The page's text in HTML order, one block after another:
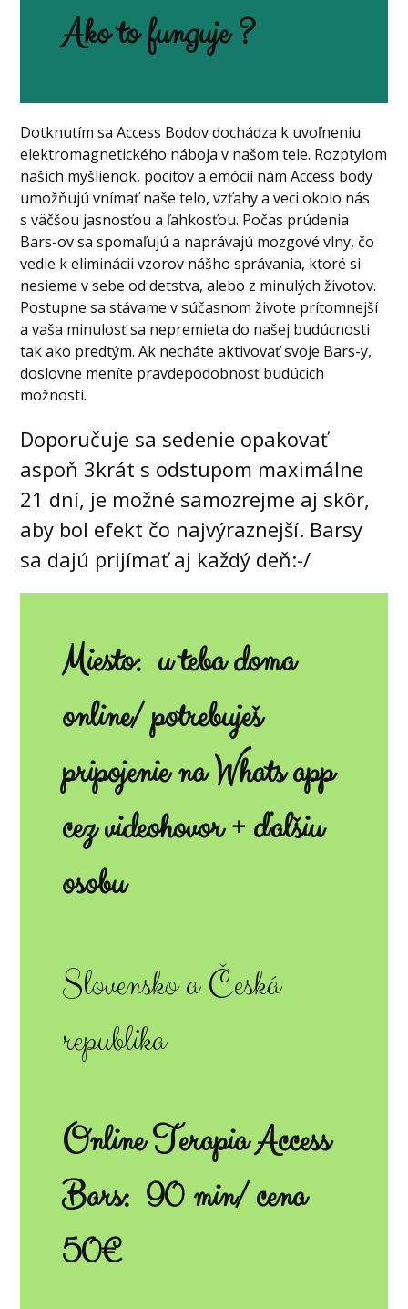
Ako to funguje ?
Dotknutím sa Access Bodov dochádza k uvoľneniu
elektromagnetického náboja v našom tele. Rozptylom
našich myšlienok, pocitov a emócií nám Access body
umožňujú vnímať naše telo, vzťahy a veci okolo nás
s väčšou jasnosťou a ľahkosťou. Počas prúdenia
Bars-ov sa spomaľujú a naprávajú mozgové vlny, čo
vedie k eliminácii vzorov nášho správania, ktoré si
nesieme v sebe od detstva, alebo z minulých životov.
Postupne sa stávame v súčasnom živote prítomnejší
a vaša minulosť sa nepremieta do našej budúcnosti
tak ako predtým. Ak necháte aktivovať svoje Bars-y,
doslovne meníte pravdepodobnosť budúcich
možností.
Doporučuje sa sedenie opakovať
aspoň 3krát s odstupom maximálne
21 dní, je možné samozrejme aj skôr,
aby bol efekt čo najvýraznejší. Barsy
sa dajú prijímať aj každý deň:-/
Miesto: u teba doma
online/ potrebuješ
pripojenie na Whats app
cez videohovor + ďalšiu
osobu
Slovensko a Česká
republika
Online Terapia Access
Bars: 90 min/cena
50€